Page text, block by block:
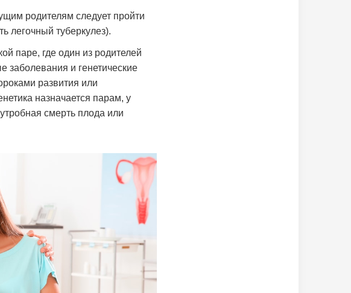
родителям следует пройти
легочный туберкулез).
паре, где один из родителей
заболевания и генетические
развития или
назначается парам, у
смерть плода или